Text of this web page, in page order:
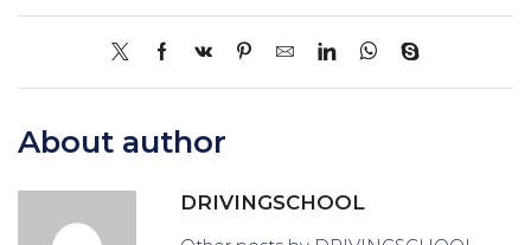
About author
DRIVINGSCHOOL